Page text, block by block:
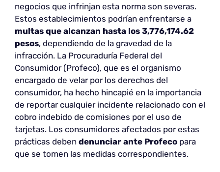
negocios que infrinjan esta norma son severas.
Estos establecimientos podrían enfrentarse a
multas que alcanzan hasta los 3,776,174.62
pesos, dependiendo de la gravedad de la
infracción. La Procuraduría Federal del
Consumidor (Profeco), que es el organismo
encargado de velar por los derechos del
consumidor, ha hecho hincapié en la importancia
de reportar cualquier incidente relacionado con el
cobro indebido de comisiones por el uso de
tarjetas. Los consumidores afectados por estas
prácticas deben denunciar ante Profeco para
que se tomen las medidas correspondientes.